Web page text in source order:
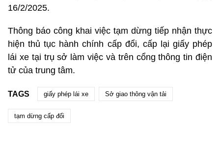
16/2/2025.
Thông báo công khai việc tạm dừng tiếp nhận thực
hiện thủ tục hành chính cấp đổi, cấp lại giấy phép
lái xe tại trụ sở làm việc và trên cổng thông tin điện
tử của trung tâm.
TAGS giấy phép lái xe Sở giao thông vận tải
tạm dừng cấp đổi